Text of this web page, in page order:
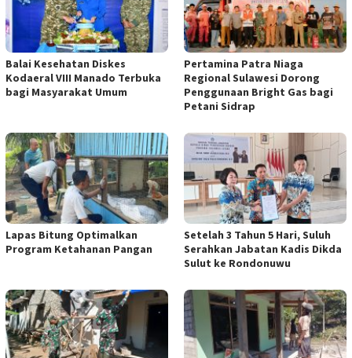
Balai Kesehatan Diskes
Kodaeral VIII Manado Terbuka
bagi Masyarakat Umum
Pertamina Patra Niaga
Regional Sulawesi Dorong
Penggunaan Bright Gas bagi
Petani Sidrap
Lapas Bitung Optimalkan
Program Ketahanan Pangan
Setelah 3 Tahun 5 Hari, Suluh
Serahkan Jabatan Kadis Dikda
Sulut ke Rondonuwu